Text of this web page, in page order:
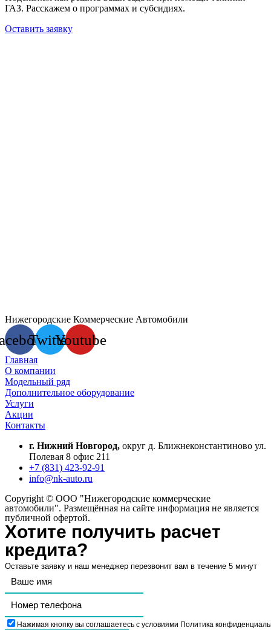
ГАЗ. Расскажем о программах и субсидиях.
Оставить заявку
Нижегородские Коммерческие Автомобили
TwitterYoutube
Главная
О компании
Модельный ряд
Дополнительное оборудование
Услуги
Акции
Контакты
г. Нижний Новгород, округ д. Ближнеконстантиново ул.
Полевая 8 офис 211
+7 (831) 423-92-91
info@nk-auto.ru
Copyright © ООО "Нижегородские коммерческие
автомобили". Размещённая на сайте информация не является
публичной офертой.
Хотите получить расчет
кредита?
Оставьте заявку и наш менеджер перезвонит вам в течение 5 минут
Нажимая кнопку вы соглашаетесь с условиями Политика